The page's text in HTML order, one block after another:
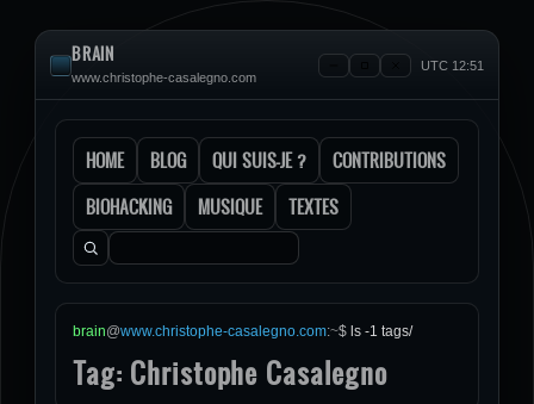
BRAIN
www.christophe-casalegno.com
UTC 12:51
HOME BLOG QUI SUIS-JE ?
CONTRIBUTIONS
BIOHACKING
MUSIQUE TEXTES
Rechercher :
brain@www.christophe-casalegno.com:~$ ls -1 tags/
Tag: Christophe Casalegno